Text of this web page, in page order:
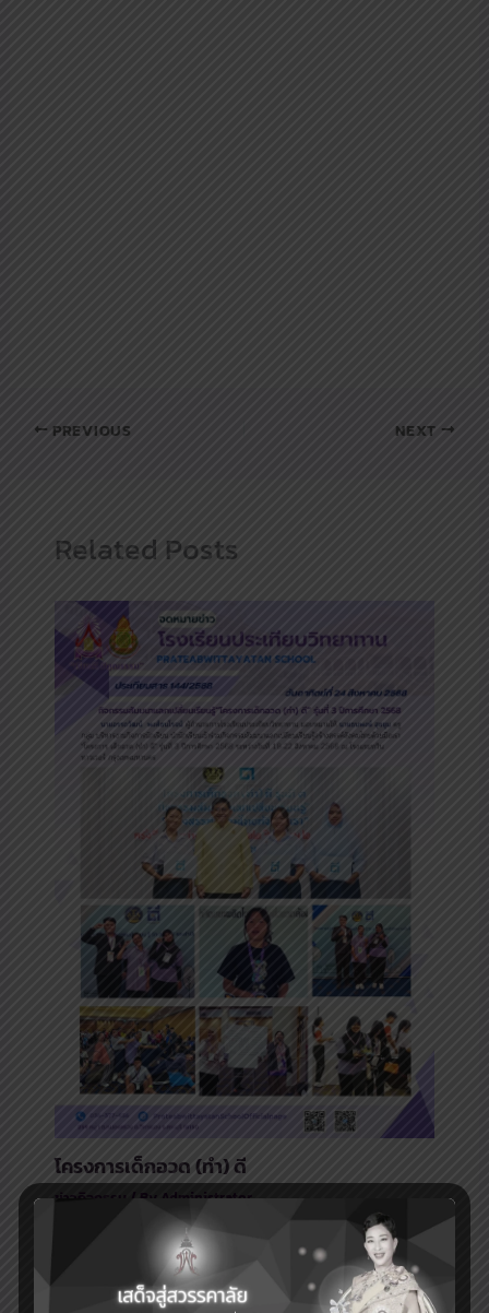
PREVIOUS NEXT
Related Posts
โครงการเด็กอวด (ทำ) ดี
ข่าวกิจกรรม / By Administrator